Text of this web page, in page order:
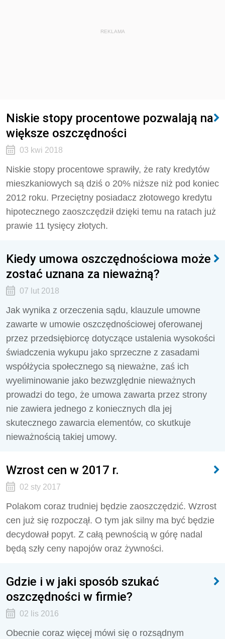
REKLAMA
Niskie stopy procentowe pozwalają na
większe oszczędności
03 kwi 2018
Niskie stopy procentowe sprawiły, że raty kredytów
mieszkaniowych są dziś o 20% niższe niż pod koniec
2012 roku. Przeciętny posiadacz złotowego kredytu
hipotecznego zaoszczędził dzięki temu na ratach już
prawie 11 tysięcy złotych.
Kiedy umowa oszczędnościowa może
zostać uznana za nieważną?
07 lut 2018
Jak wynika z orzeczenia sądu, klauzule umowne
zawarte w umowie oszczędnościowej oferowanej
przez przedsiębiorcę dotyczące ustalenia wysokości
świadczenia wykupu jako sprzeczne z zasadami
współżycia społecznego są nieważne, zaś ich
wyeliminowanie jako bezwzględnie nieważnych
prowadzi do tego, że umowa zawarta przez strony
nie zawiera jednego z koniecznych dla jej
skutecznego zawarcia elementów, co skutkuje
nieważnością takiej umowy.
Wzrost cen w 2017 r.
02 sty 2017
Polakom coraz trudniej będzie zaoszczędzić. Wzrost
cen już się rozpoczął. O tym jak silny ma być będzie
decydował popyt. Z całą pewnością w górę nadal
będą szły ceny napojów oraz żywności.
Gdzie i w jaki sposób szukać
oszczędności w firmie?
02 lis 2016
Obecnie coraz więcej mówi się o rozsądnym